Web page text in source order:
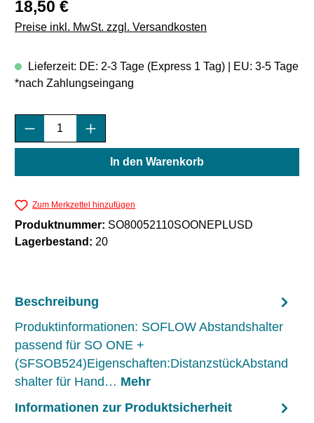
18,50 €
Preise inkl. MwSt. zzgl. Versandkosten
Lieferzeit: DE: 2-3 Tage (Express 1 Tag) | EU: 3-5 Tage
*nach Zahlungseingang
Produkt Anzahl: Gib den gewünschten
In den Warenkorb
Zum Merkzettel hinzufügen
Produktnummer: SO80052110SOONEPLUSD
Lagerbestand: 20
Beschreibung
Produktinformationen: SOFLOW Abstandshalter
passend für SO ONE +
(SFSOB524)Eigenschaften:DistanzstückAbstand
shalter für Hand… Mehr
Informationen zur Produktsicherheit